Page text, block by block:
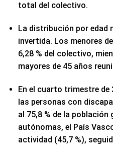
total del colectivo.
La distribución por edad
invertida. Los menores
6,28 % del colectivo,
mayores de 45 años
En el cuarto trimestre de
las personas con
al 75,8 % de la población
autónomas, el País
actividad (45,7 %),